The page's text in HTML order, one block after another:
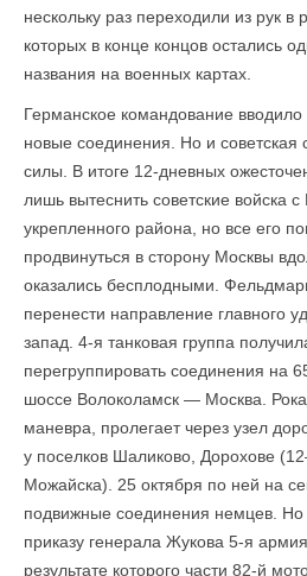
нескольку раз переходили из рук в
которых в конце концов остались
названия на военных картах.
Германское командование
новые соединения. Но и советская
силы. В итоге 12-дневных
лишь вытеснить советские войска
укрепленного района, но все его
продвинуться в сторону Москвы
оказались бесплодными.
перенести направление главного
запад. 4-я танковая группа
перегруппировать соединения на
шоссе Волоколамск — Москва.
маневра, пролегает через узел
у поселков Шаликово, Дорохове
Можайска). 25 октября по ней на
подвижные соединения немцев. Но
приказу генерала Жукова 5-я
результате которого части 82-й